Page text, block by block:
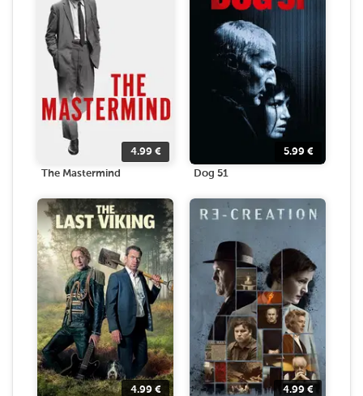
4.99 €
The Mastermind
5.99 €
Dog 51
4.99 € 4.99 €